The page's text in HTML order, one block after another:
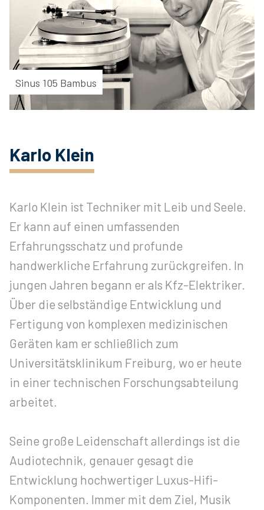
Sinus 105 Bambus
Karlo Klein
Karlo Klein ist Techniker mit Leib und Seele.
Er kann auf einen umfassenden
Erfahrungsschatz und profunde
handwerkliche Erfahrung zurückgreifen. In
jungen Jahren begann er als Kfz-Elektriker.
Über die selbständige Entwicklung und
Fertigung von komplexen medizinischen
Geräten kam er schließlich zum
Universitätsklinikum Freiburg, wo er heute
in einer technischen Forschungsabteilung
arbeitet.
Seine große Leidenschaft allerdings ist die
Audiotechnik, genauer gesagt die
Entwicklung hochwertiger Luxus-Hifi-
Komponenten. Immer mit dem Ziel, Musik